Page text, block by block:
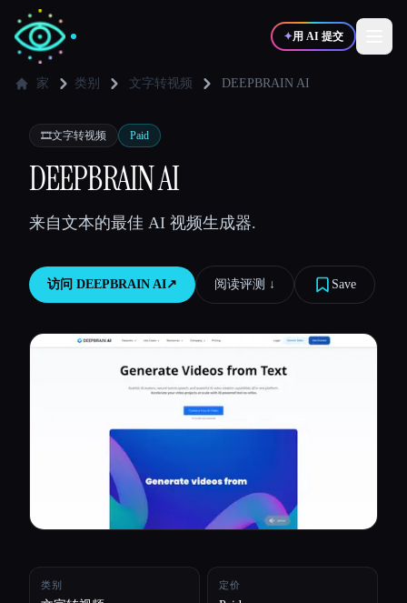
✦用 AI 提交
✍️写作者
💻
家 类别 文字转视频 DEEPBRAIN AI
🎞️文字转视频 Paid
DEEPBRAIN AI
来自文本的最佳 AI 视频生成器.
访问 DEEPBRAIN AI↗︎ 阅读评测 ↓︎ Save
类别 定价